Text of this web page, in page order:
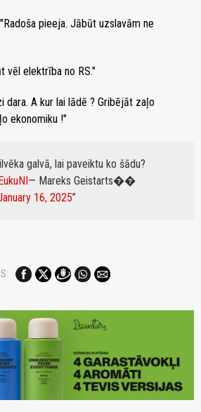
pieeja. Jābūt uzslavām ne
vēl elektrība no RS."
dara. A kur lai lādē ? Gribējāt zaļo
ekonomiku !"
galvā, lai paveiktu ko šādu?
— Mareks Geistarts��
16, 2025